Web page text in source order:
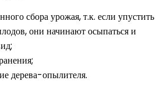
сбора урожая, т.к. если упустить
они начинают осыпаться и
дерева-опылителя.